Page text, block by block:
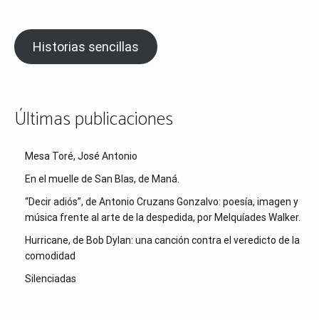
Historias sencillas
Últimas publicaciones
Mesa Toré, José Antonio
En el muelle de San Blas, de Maná.
“Decir adiós”, de Antonio Cruzans Gonzalvo: poesía, imagen y
música frente al arte de la despedida, por Melquíades Walker.
Hurricane, de Bob Dylan: una canción contra el veredicto de la
comodidad
Silenciadas